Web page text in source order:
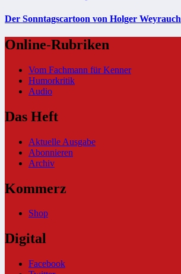
Der Sonntagscartoon von Holger Weyrauch
Online-Rubriken
Vom Fachmann für Kenner
Humorkritik
Audio
Das Heft
Aktuelle Ausgabe
Abonnieren
Archiv
Kommerz
Shop
Digital
Facebook